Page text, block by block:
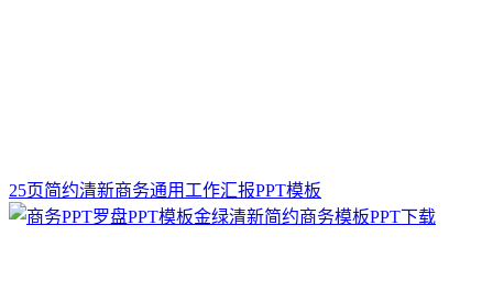
25页简约清新商务通用工作汇报PPT模板